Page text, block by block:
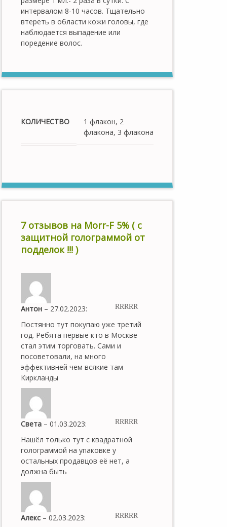
интервалом 8-10 часов. Тщательно
втереть в области кожи головы, где
наблюдается выпадение или
поредение волос.
КОЛИЧЕСТВО
1 флакон, 2
флакона, 3 флакона
7 отзывов на Morr-F 5% ( с
защитной голограммой от
подделок !!! )
Антон – 27.02.2023:
Постянно тут покупаю уже третий
год. Ребята первые кто в Москве
стал этим торговать. Сами и
посоветовали, на много
эффективней чем всякие там
Киркланды
Света –01.03.2023:
Нашёл только тут с квадратной
голограммой на упаковке у
остальных продавцов её нет, а
должна быть
Алекс –02.03.2023: